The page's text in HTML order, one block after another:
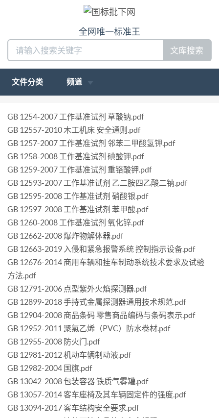
全网唯一标准王
文库搜索
文件分类 频道
GB 1254-2007 工作基准试剂 草酸钠.pdf
GB 12557-2010 木工机床 安全通则.pdf
GB 1257-2007 工作基准试剂 邻苯二甲酸氢钾.pdf
GB 1258-2008 工作基准试剂 碘酸钾.pdf
GB 1259-2007 工作基准试剂 重铬酸钾.pdf
GB 12593-2007 工作基准试剂 乙二胺四乙酸二钠.pdf
GB 12595-2008 工作基准试剂 硝酸银.pdf
GB 12597-2008 工作基准试剂 苯甲酸.pdf
GB 1260-2008 工作基准试剂 氧化锌.pdf
GB 12662-2008 爆炸物解体器.pdf
GB 12663-2019 入侵和紧急报警系统 控制指示设备.pdf
GB 12676-2014 商用车辆和挂车制动系统技术要求及试验
方法.pdf
GB 12791-2006 点型紫外火焰探测器.pdf
GB 12899-2018 手持式金属探测器通用技术规范.pdf
GB 12904-2008 商品条码 零售商品编码与条码表示.pdf
GB 12952-2011 聚氯乙烯（PVC）防水卷材.pdf
GB 12955-2008 防火门.pdf
GB 12981-2012 机动车辆制动液.pdf
GB 12982-2004 国旗.pdf
GB 13042-2008 包装容器 铁质气雾罐.pdf
GB 13057-2014 客车座椅及其车辆固定件的强度.pdf
GB 13094-2017 客车结构安全要求.pdf